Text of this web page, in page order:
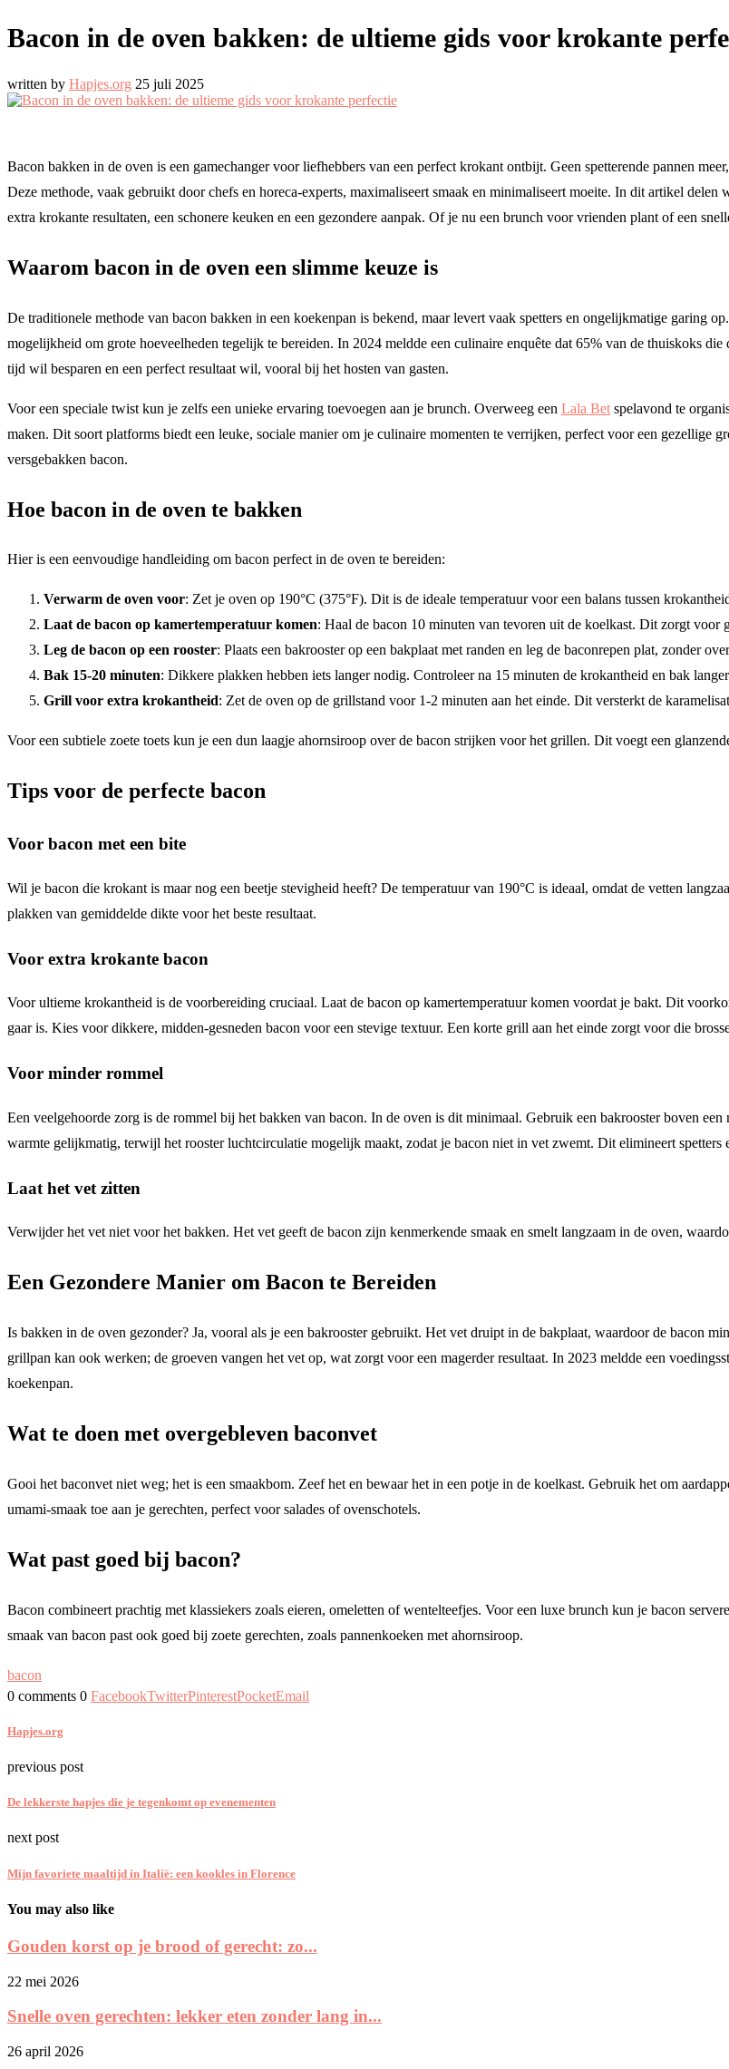
Bacon in de oven bakken: de ultieme gids voor krokante
written by Hapjes.org 25 juli 2025
Bacon bakken in de oven is een gamechanger voor liefhebbers van een perfect krokant ontbijt. Geen spetterende pannen
Deze methode, vaak gebruikt door chefs en horeca-experts, maximaliseert smaak en minimaliseert moeite. In dit artikel
extra krokante resultaten, een schonere keuken en een gezondere aanpak. Of je nu een brunch voor vrienden plant of een
Waarom bacon in de oven een slimme keuze is
De traditionele methode van bacon bakken in een koekenpan is bekend, maar levert vaak spetters en ongelijkmatige garing
mogelijkheid om grote hoeveelheden tegelijk te bereiden. In 2024 meldde een culinaire enquête dat 65% van de thuiskoks
tijd wil besparen en een perfect resultaat wil, vooral bij het hosten van gasten.
Voor een speciale twist kun je zelfs een unieke ervaring toevoegen aan je brunch. Overweeg een Lala Bet spelavond te
maken. Dit soort platforms biedt een leuke, sociale manier om je culinaire momenten te verrijken, perfect voor een gezellige
versgebakken bacon.
Hoe bacon in de oven te bakken
Hier is een eenvoudige handleiding om bacon perfect in de oven te bereiden:
Verwarm de oven voor: Zet je oven op 190°C (375°F). Dit is de ideale temperatuur voor een balans tussen
Laat de bacon op kamertemperatuur komen: Haal de bacon 10 minuten van tevoren uit de koelkast. Dit zorgt voor
Leg de bacon op een rooster: Plaats een bakrooster op een bakplaat met randen en leg de baconrepen plat, zonder
Bak 15-20 minuten: Dikkere plakken hebben iets langer nodig. Controleer na 15 minuten de krokantheid en bak
Grill voor extra krokantheid: Zet de oven op de grillstand voor 1-2 minuten aan het einde. Dit versterkt de
Voor een subtiele zoete toets kun je een dun laagje ahornsiroop over de bacon strijken voor het grillen. Dit voegt een
Tips voor de perfecte bacon
Voor bacon met een bite
Wil je bacon die krokant is maar nog een beetje stevigheid heeft? De temperatuur van 190°C is ideaal, omdat de vetten
plakken van gemiddelde dikte voor het beste resultaat.
Voor extra krokante bacon
Voor ultieme krokantheid is de voorbereiding cruciaal. Laat de bacon op kamertemperatuur komen voordat je bakt. Dit
gaar is. Kies voor dikkere, midden-gesneden bacon voor een stevige textuur. Een korte grill aan het einde zorgt voor die
Voor minder rommel
Een veelgehoorde zorg is de rommel bij het bakken van bacon. In de oven is dit minimaal. Gebruik een bakrooster boven
warmte gelijkmatig, terwijl het rooster luchtcirculatie mogelijk maakt, zodat je bacon niet in vet zwemt. Dit elimineert
Laat het vet zitten
Verwijder het vet niet voor het bakken. Het vet geeft de bacon zijn kenmerkende smaak en smelt langzaam in de oven,
Een Gezondere Manier om Bacon te Bereiden
Is bakken in de oven gezonder? Ja, vooral als je een bakrooster gebruikt. Het vet druipt in de bakplaat, waardoor de bacon
grillpan kan ook werken; de groeven vangen het vet op, wat zorgt voor een magerder resultaat. In 2023 meldde een
koekenpan.
Wat te doen met overgebleven baconvet
Gooi het baconvet niet weg; het is een smaakbom. Zeef het en bewaar het in een potje in de koelkast. Gebruik het om
umami-smaak toe aan je gerechten, perfect voor salades of ovenschotels.
Wat past goed bij bacon?
Bacon combineert prachtig met klassiekers zoals eieren, omeletten of wentelteefjes. Voor een luxe brunch kun je bacon
smaak van bacon past ook goed bij zoete gerechten, zoals pannenkoeken met ahornsiroop.
bacon
0 comments 0 FacebookTwitterPinterestPocketEmail
Hapjes.org
previous post
De lekkerste hapjes die je tegenkomt op evenementen
next post
Mijn favoriete maaltijd in Italië: een kookles in Florence
You may also like
Gouden korst op je brood of gerecht: zo...
22 mei 2026
Snelle oven gerechten: lekker eten zonder lang in...
26 april 2026